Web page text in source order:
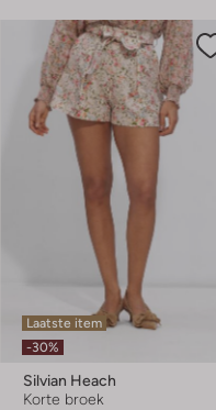
Laatste item
-30%
Silvian Heach
Korte broek